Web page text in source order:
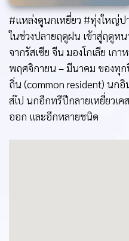
#แหล่งดูนกเหยี่ยว #ทุ่งใหญ่
ในช่วงปลายฤดูฝน เข้าสู่ฤดูห
จากรัสเซีย จีน มองโกเลีย เ
พฤศจิกายน – มีนาคม ของทุก
ถิ่น (common resident) นก
สเ๊ป นกอีกทรีปีกลายเหยี่ยวเค
ออก และอีกหลายชนิด